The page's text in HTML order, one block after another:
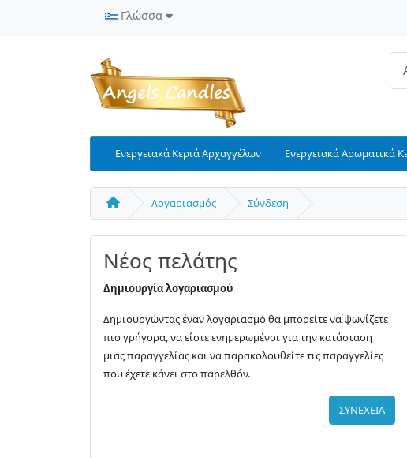
Γλώσσα
Ενεργειακά Κεριά Αρχαγγέλων Ενεργειακά Αρωματικά
Λογαριασμός Σύνδεση
Νέος πελάτης
Δημιουργία λογαριασμού
Δημιουργώντας έναν λογαριασμό θα μπορείτε να ψωνίζετε
πιο γρήγορα, να είστε ενημερωμένοι για την κατάσταση
μιας παραγγελίας και να παρακολουθείτε τις παραγγελίες
που έχετε κάνει στο παρελθόν.
ΣΥΝΕΧΕΙΑ